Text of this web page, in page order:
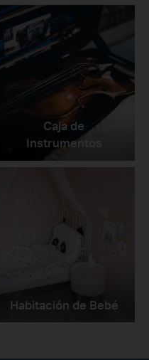
Caja de
Instrumentos
Habitación de Bebé